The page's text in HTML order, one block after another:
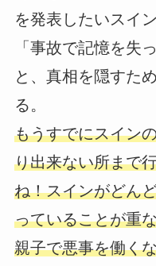
を発表したいスイン
「事故で記憶を失
と、真相を隠すた
る。
もうすでにスイン
り出来ない所まで
ね！スインがどん
っていることが重
親子で悪事を働く